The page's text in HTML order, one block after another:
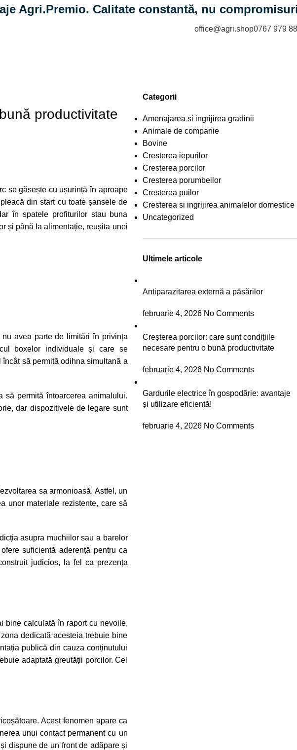
Agri.Premio. Calitate constantă, nu
office@agri.shop0767 979
productivitate
se găsește cu ușurință în aproape
din start cu toate șansele de
în spatele profiturilor stau buna
și până la alimentație, reușita unei
avea parte de limitări în privința
boxelor individuale și care se
să permită odihna simultană a
să permită întoarcerea animalului.
dar dispozitivele de legare sunt
sa armonioasă. Astfel, un
unor materiale rezistente, care să
asupra muchiilor sau a barelor
suficientă aderență pentru ca
judicios, la fel ca prezența
bine calculată în raport cu nevoile,
dedicată acesteia trebuie bine
publică din cauza conținutului
adaptată greutății porcilor. Cel
Acest fenomen apare ca
unuicontactpermanent cu un
dispune de un front de adăpare și
Categorii
Amenajarea si ingrijirea gradinii
Animale de companie
Bovine
Cresterea iepurilor
Cresterea porcilor
Cresterea porumbeilor
Cresterea puilor
Cresterea si ingrijirea animalelor domestice
Uncategorized
Ultimele articole
Antiparazitarea externă a păsărilor
februarie 4, 2026 No Comments
Creșterea porcilor: care sunt condițiile
necesare pentru o bună productivitate
februarie 4, 2026 No Comments
Gardurile electrice în gospodărie: avantaje
și utilizare eficientă!
februarie 4, 2026 No Comments